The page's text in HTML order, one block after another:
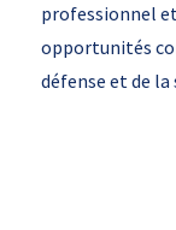
professionnel
opportunités
défense et de la